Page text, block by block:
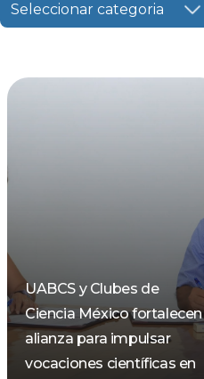
Seleccionar categoria
UABCS y Clubes de
Ciencia México fortalecen
alianza para impulsar
vocaciones científicas en